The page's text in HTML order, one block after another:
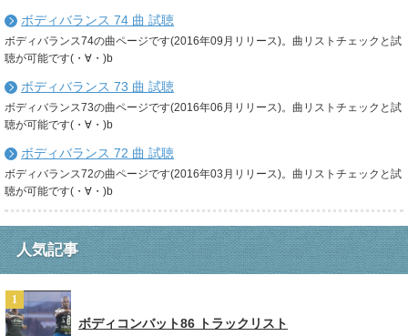
ボディバランス 74 曲 試聴
ボディバランス74の曲ページです(2016年09月リリース)。曲リストチェックと試
聴が可能です(・∀・)b
ボディバランス 73 曲 試聴
ボディバランス73の曲ページです(2016年06月リリース)。曲リストチェックと試
聴が可能です(・∀・)b
ボディバランス 72 曲 試聴
ボディバランス72の曲ページです(2016年03月リリース)。曲リストチェックと試
聴が可能です(・∀・)b
人気記事
ボディコンバット86 トラックリスト